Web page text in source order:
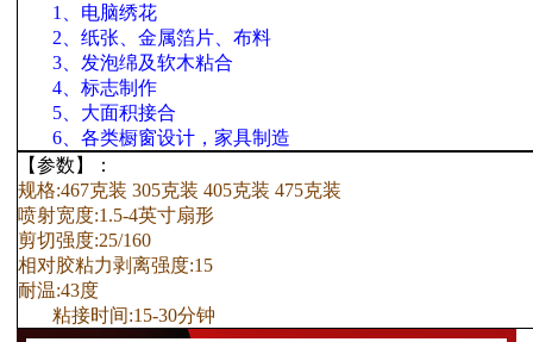
1、电脑绣花
2、纸张、金属箔片、布料
3、发泡绵及软木粘合
4、标志制作
5、大面积接合
6、各类橱窗设计，家具制造
【参数】：
规格:467克装 305克装 405克装 475克装
喷射宽度:1.5-4英寸扇形
剪切强度:25/160
相对胶粘力剥离强度:15
耐温:43度
粘接时间:15-30分钟